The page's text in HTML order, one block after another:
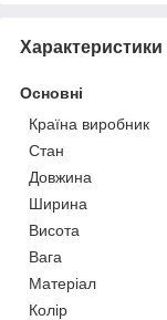
Характеристики
Основні
Країна виробник
Стан
Довжина
Ширина
Висота
Вага
Матеріал
Колір